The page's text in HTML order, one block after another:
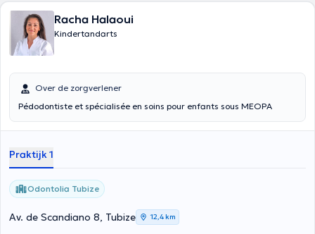
Racha Halaoui
Kindertandarts
Over de zorgverlener
Pédodontiste et spécialisée en soins pour enfants sous MEOPA
Praktijk 1
Odontolia Tubize
Av. de Scandiano 8, Tubize 12,4 km